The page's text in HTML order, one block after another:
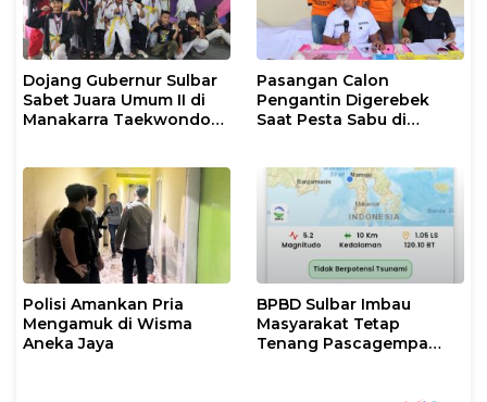
Dojang Gubernur Sulbar
Sabet Juara Umum II di
Manakarra Taekwondo
Pasangan Calon
Pengantin Digerebek
Saat Pesta Sabu di
Polisi Amankan Pria
Mengamuk di Wisma
Aneka Jaya
BPBD Sulbar Imbau
Masyarakat Tetap
Tenang Pascagempa